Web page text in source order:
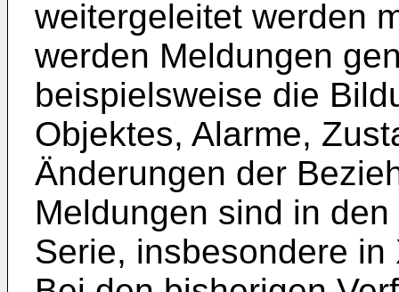
weitergeleitet werden
werden Meldungen
beispielsweise die
Objektes, Alarme,
Änderungen der
Meldungen sind in
Serie, insbesondere